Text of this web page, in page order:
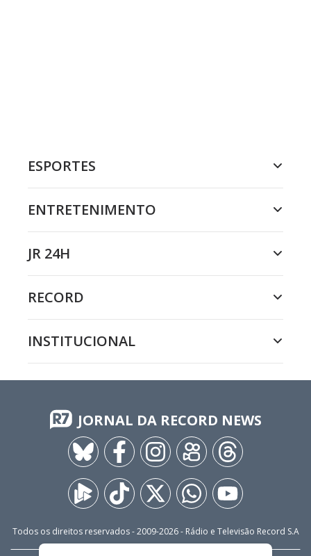
ESPORTES
ENTRETENIMENTO
JR 24H
RECORD
INSTITUCIONAL
JORNAL DA RECORD NEWS
Todos os direitos reservados - 2009-2026- Rádio e Televisão Record S.A